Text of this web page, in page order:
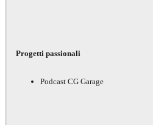
Progetti passionali
Podcast CG Garage